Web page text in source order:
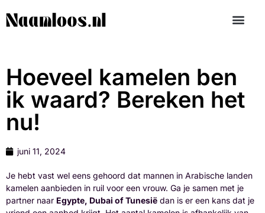
Hoeveel kamelen ben
ik waard? Bereken het
nu!
juni 11, 2024
Je hebt vast wel eens gehoord dat mannen in Arabische landen
kamelen aanbieden in ruil voor een vrouw. Ga je samen met je
partner naar Egypte, Dubai of Tunesië dan is er een kans dat je